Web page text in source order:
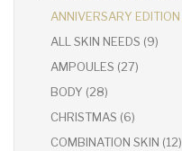
ANNIVERSARY
ALL SKIN NEEDS (9)
AMPOULES (27)
BODY (28)
CHRISTMAS (6)
COMBINATION SKIN (12)